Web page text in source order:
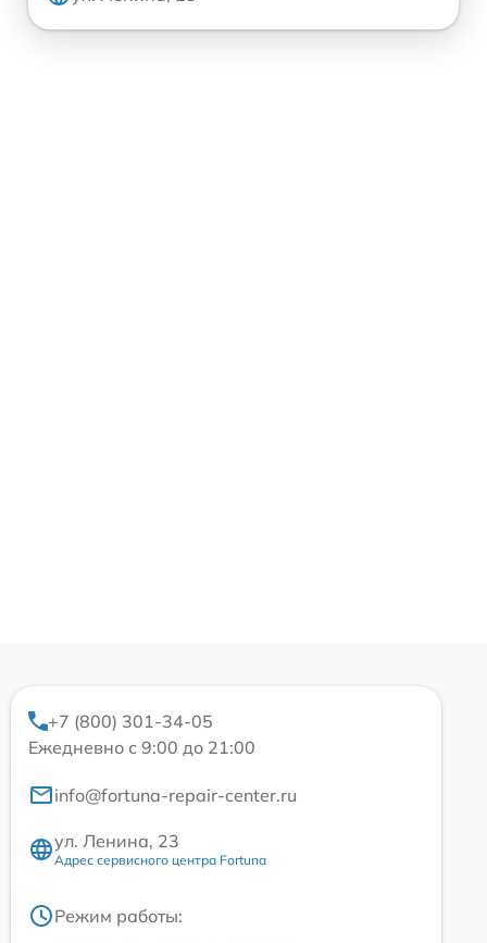
+7 (800) 301-34-05
Ежедневно с 9:00 до 21:00
info@fortuna-repair-center.ru
ул. Ленина, 23
Адрес сервисного центра Fortuna
Режим работы: